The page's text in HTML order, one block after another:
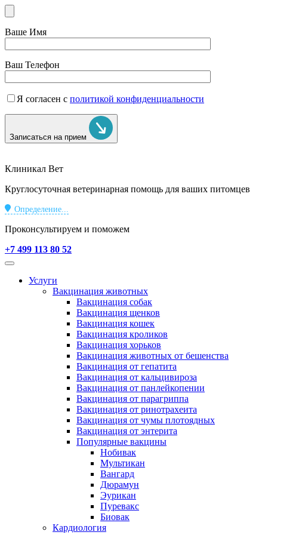
Ваше Имя
Ваш Телефон
Я согласен с политикой конфиденциальности
Записаться на прием
Клиникал Вет
Круглосуточная ветеринарная помощь для ваших питомцев
Определение...
Проконсультируем и поможем
+7 499 113 80 52
Услуги
Вакцинация животных
Вакцинация собак
Вакцинация щенков
Вакцинация кошек
Вакцинация кроликов
Вакцинация хорьков
Вакцинация животных от бешенства
Вакцинация от гепатита
Вакцинация от кальцивироза
Вакцинация от панлейкопении
Вакцинация от парагриппа
Вакцинация от ринотрахеита
Вакцинация от чумы плотоядных
Вакцинация от энтерита
Популярные вакцины
Нобивак
Мультикан
Вангард
Дюрамун
Эурикан
Пуревакс
Биовак
Кардиология